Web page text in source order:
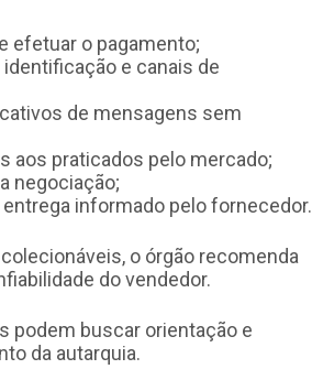
efetuar o pagamento;
e canais de
de mensagens sem
aos praticados pelo mercado;
negociação;
informado pelo fornecedor.
o órgão recomenda
do vendedor.
podem buscar orientação e
da autarquia.